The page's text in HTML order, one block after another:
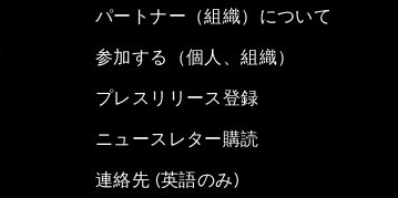
パートナー（組織）について
参加する（個人、組織）
プレスリリース登録
ニュースレター購読
連絡先 (英語のみ)